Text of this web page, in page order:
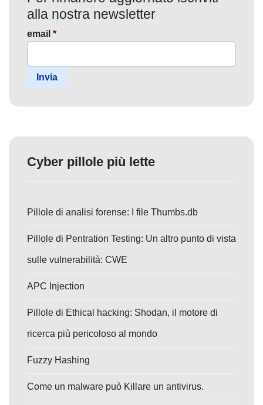
alla nostra newsletter
email *
Invia
Cyber pillole più lette
Pillole di analisi forense: I file Thumbs.db
Pillole di Pentration Testing: Un altro punto di vista
sulle vulnerabilità: CWE
APC Injection
Pillole di Ethical hacking: Shodan, il motore di
ricerca più pericoloso al mondo
Fuzzy Hashing
Come un malware può Killare un antivirus.